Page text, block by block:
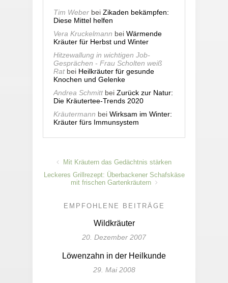
Tim Weber bei Zikaden bekämpfen:
Diese Mittel helfen
Vera Kruckelmann bei Wärmende
Kräuter für Herbst und Winter
Hitzewallung in wichtigen Job-
Gesprächen - Frau Scholten weiß
Ratbei Heilkräuter für gesunde
Knochen und Gelenke
Andrea Schmittbei Zurück zur Natur:
Die Kräutertee-Trends 2020
Kräutermann bei Wirksam im Winter:
Kräuter fürs Immunsystem
Mit Kräutern das Gedächtnis stärken
Leckeres Grillrezept: Überbackener Schafskäse
mit frischen Gartenkräutern
EMPFOHLENE BEITRÄGE
Wildkräuter
20. Dezember 2007
Löwenzahn in der Heilkunde
29. Mai 2008